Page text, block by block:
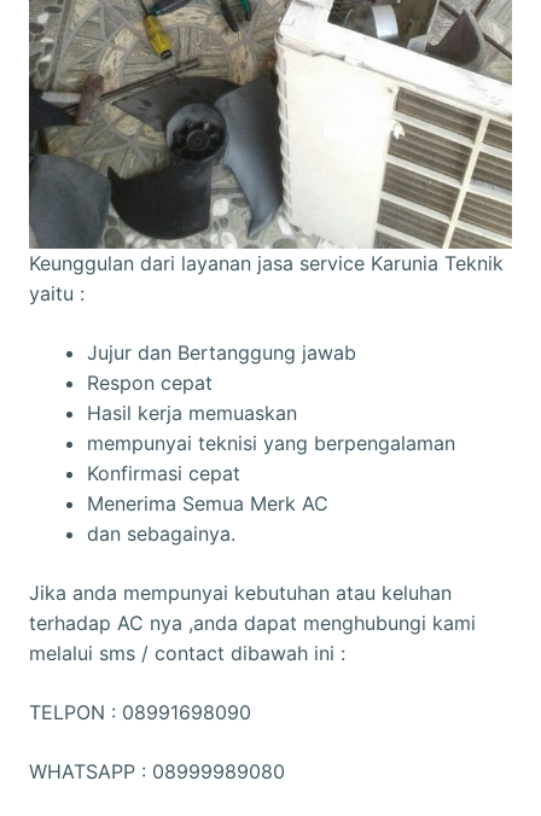
Keunggulan dari layanan jasa service Karunia Teknik
yaitu :
Jujur dan Bertanggung jawab
Respon cepat
Hasil kerja memuaskan
mempunyai teknisi yang berpengalaman
Konfirmasi cepat
Menerima Semua Merk AC
dan sebagainya.
Jika anda mempunyai kebutuhan atau keluhan
terhadap AC nya ,anda dapat menghubungi kami
melalui sms / contact dibawah ini :
TELPON : 08991698090
WHATSAPP : 08999989080